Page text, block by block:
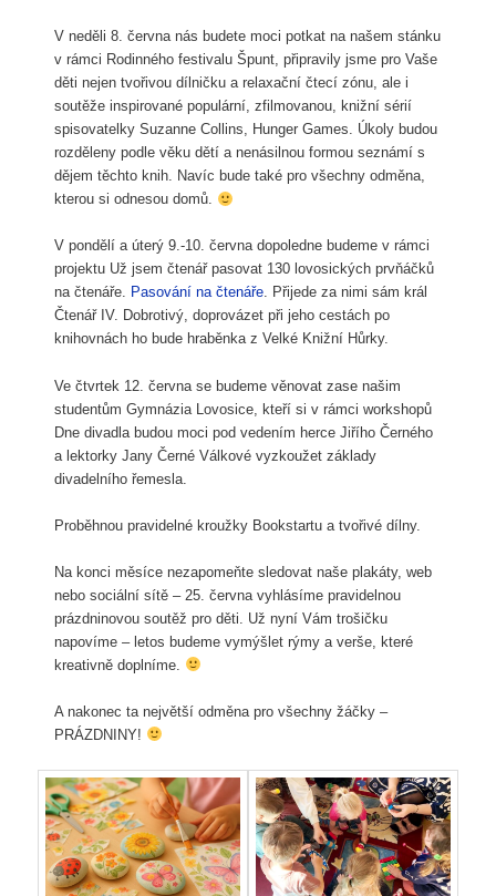
V neděli 8. června nás budete moci potkat na našem stánku
v rámci Rodinného festivalu Špunt, připravily jsme pro Vaše
děti nejen tvořivou dílničku a relaxační čtecí zónu, ale i
soutěže inspirované populární, zfilmovanou, knižní sérií
spisovatelky Suzanne Collins, Hunger Games. Úkoly budou
rozděleny podle věku dětí a nenásilnou formou seznámí s
dějem těchto knih. Navíc bude také pro všechny odměna,
kterou si odnesou domů.
V pondělí a úterý 9.-10. června dopoledne budeme v rámci
projektu Už jsem čtenář pasovat 130 lovosických prvňáčků
na čtenáře. Pasování na čtenáře. Přijede za nimi sám král
Čtenář IV. Dobrotivý, doprovázet při jeho cestách po
knihovnách ho bude hraběnka z Velké Knižní Hůrky.
Ve čtvrtek 12. června se budeme věnovat zase našim
studentům Gymnázia Lovosice, kteří si v rámci workshopů
Dne divadla budou moci pod vedením herce Jiřího Černého
a lektorky Jany Černé Válkové vyzkoužet základy
divadelního řemesla.
Proběhnou pravidelné kroužky Bookstartu a tvořivé dílny.
Na konci měsíce nezapomeňte sledovat naše plakáty, web
nebo sociální sítě – 25. června vyhlásíme pravidelnou
prázdninovou soutěž pro děti. Už nyní Vám trošičku
napovíme – letos budeme vymýšlet rýmy a verše, které
kreativně doplníme.
A nakonec ta největší odměna pro všechny žáčky –
PRÁZDNINY!